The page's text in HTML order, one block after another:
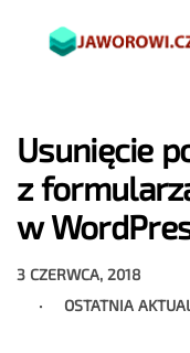
Usunięcie
z
w
3 CZERWCA, 2018
OSTATNIA